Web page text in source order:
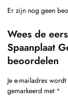
Er zijn nog geen
Wees de
Spaanplaat
beoordelen
Je e-mailadres
gemarkeerd met *